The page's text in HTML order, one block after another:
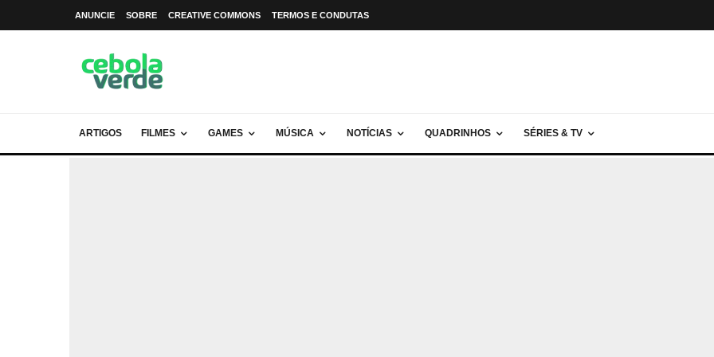
ANUNCIE SOBRE CREATIVE COMMONS TERMOS E CONDUTAS
ARTIGOS FILMES GAMES MÚSICA NOTÍCIAS QUADRINHOS SÉRIES & TV